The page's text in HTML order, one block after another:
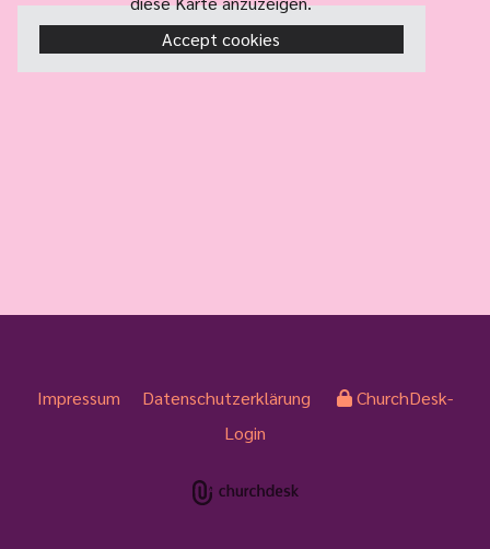
Accept cookies
Impressum Datenschutzerklärung
ChurchDesk-
Login